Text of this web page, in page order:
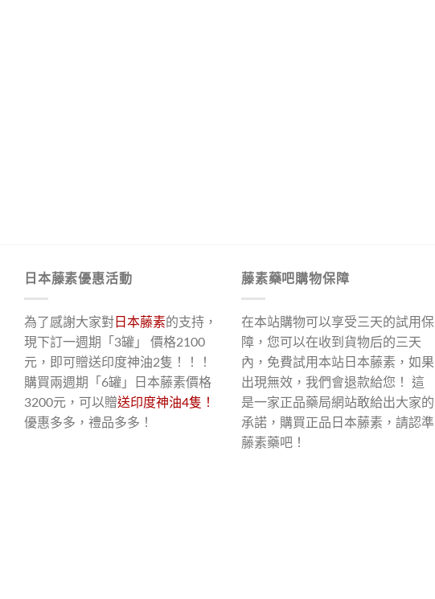
日本藤素優惠活動
為了感謝大家對 日本藤素的支持，
現下訂一週期「3罐」 價格2100
元，即可贈送印度神油2隻！！！
購買兩週期「6罐」日本藤素價格
3200元，可以贈送印度神油4隻！
優惠多多，禮品多多！
藤素藥吧購物保障
在本站購物可以享受三天的試用保
障，您可以在收到貨物后的三天
內，免費試用本站日本藤素，如果
出現無效，我們會退款給您！ 這
是一家正品藥局網站敢給出大家的
承諾，購買正品日本藤素，請認準
藤素藥吧！